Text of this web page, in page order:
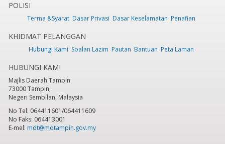
POLISI
Terma &Syarat Dasar Privasi Dasar Keselamatan Penafian
KHIDMAT PELANGGAN
Hubungi Kami Soalan Lazim Pautan Bantuan Peta Laman
HUBUNGI KAMI
Majlis Daerah Tampin
73000 Tampin,
Negeri Sembilan, Malaysia
No Tel: 064411601/064411609
No Faks: 064413001
E-mel: mdt@mdtampin.gov.my